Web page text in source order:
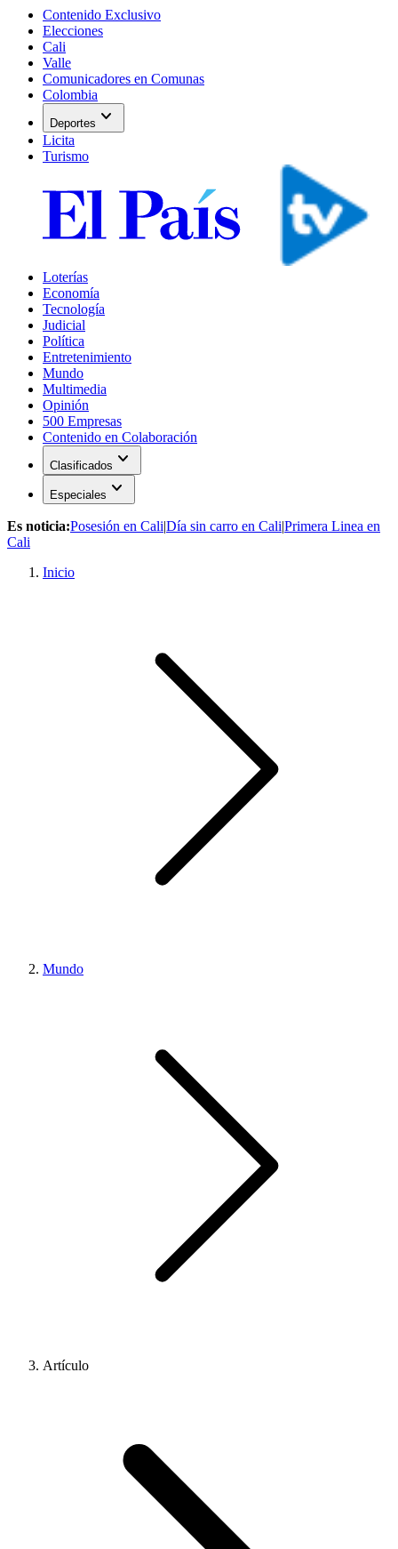
Contenido Exclusivo
Elecciones
Cali
Valle
Comunicadores en Comunas
Colombia
Deportes expand_more
Licita
Turismo
Loterías
Economía
Tecnología
Judicial
Política
Entretenimiento
Mundo
Multimedia
Opinión
500 Empresas
Contenido en Colaboración
Clasificados expand_more
Especiales expand_more
Es noticia:Posesión en Cali|Día sin carro en Cali|Primera Linea en
Cali
Inicio
Mundo
Artículo